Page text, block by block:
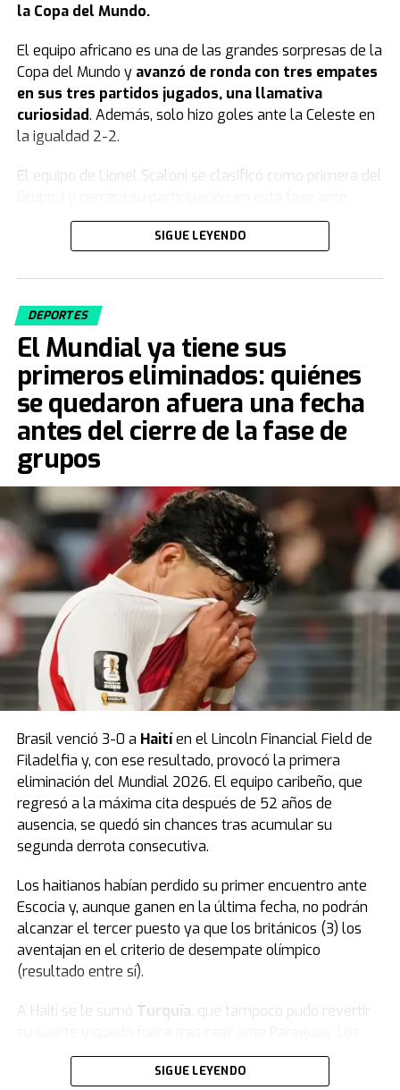
la Copa del Mundo.
El equipo africano es una de las grandes sorpresas de la
Copa del Mundo y avanzó de ronda con tres empates
en sus tres partidos jugados, una llamativa
curiosidad. Además, solo hizo goles ante la Celeste en
la igualdad 2-2.
El equipo de Lionel Scaloni se clasificó como primera del
Jordania desde las 23 (hora de la Argentina) de este
Uruguay quedó eliminado del Mundial
2026
Luego de su derrota ante España por 1-0 y en medio de
un clima de tensión interna,la selección de Uruguay
quedó como tercera de su grupo y eliminada del
Mundial. El equipo de Marcelo Bielsa sumó solo dos
puntos y no le alcanzó para meterse entre los mejores
terceros.
Durante el partido ocurrió un momento insólito:
sacó a Fernando Muslera en el entretiempo luego
de un grosero error que terminó en el único gol del
encuentro.
Fuente: TN
SIGUE LEYENDO
DEPORTES
El Mundial ya tiene sus
primeros eliminados: quiénes
se quedaron afuera una fecha
antes del cierre de la fase de
grupos
Brasil venció 3-0 a Haitíen el Lincoln Financial Field de
Filadelfia y, con ese resultado, provocó la primera
eliminación del Mundial 2026. El equipo caribeño, que
regresó a la máxima cita después de 52 años de
ausencia, se quedó sin chances tras acumular su
segunda derrota consecutiva.
Los haitianos habían perdido su primer encuentro ante
Escocia y, aunque ganen en la última fecha, no podrán
alcanzar el tercer puesto ya que los británicos (3) los
aventajan en el criterio de desempate olímpico
(resultado entre sí).
A Haití se le sumó Turquía , que tampoco pudo revertir
turcos, a pesar de jugar con un hombre más, no
lograron dar vuelta el resultado y firmaron una rápida
SIGUE LEYENDO